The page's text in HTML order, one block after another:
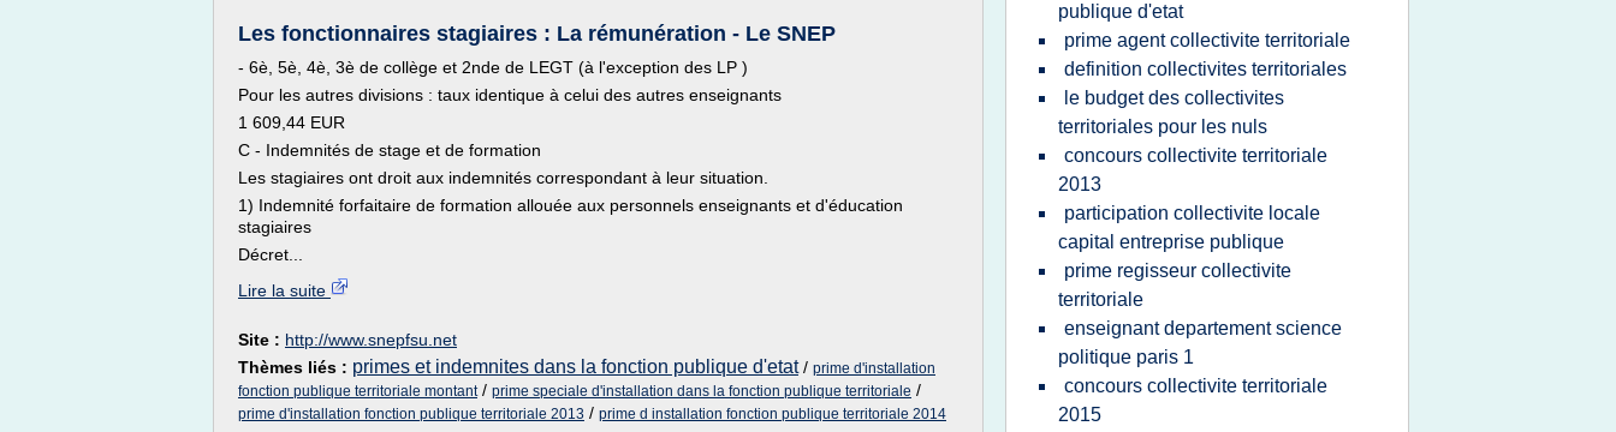
Les fonctionnaires stagiaires : La rémunération - Le SNEP
- 6è, 5è, 4è, 3è de collège et 2nde de LEGT (à l'exception des LP )
Pour les autres divisions : taux identique à celui des autres enseignants
1 609,44 EUR
C - Indemnités de stage et de formation
Les stagiaires ont droit aux indemnités correspondant à leur situation.
1) Indemnité forfaitaire de formation allouée aux personnels enseignants et d'éducation
stagiaires
Décret...
Lire la suite
Site : http://www.snepfsu.net
Thèmes liés : primes et indemnites dans la fonction publique d'etat/ prime d'installation
fonction publique territoriale montant/ prime speciale d'installation dans la fonction publique territoriale /
prime d'installation fonction publique territoriale 2013 / prime d installation fonction publique territoriale 2014
publique d'etat
prime agent collectivite territoriale
definition collectivites territoriales
le budget des collectivites
territoriales pour les nuls
concours collectivite territoriale
2013
participation collectivite locale
capital entreprise publique
prime regisseur collectivite
territoriale
enseignant departement science
politique paris 1
concours collectivite territoriale
2015